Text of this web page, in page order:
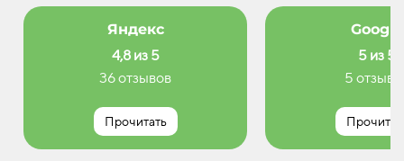
Яндекс
4,8 из 5
36 отзывов
Прочитать
Google
5 из 5
5